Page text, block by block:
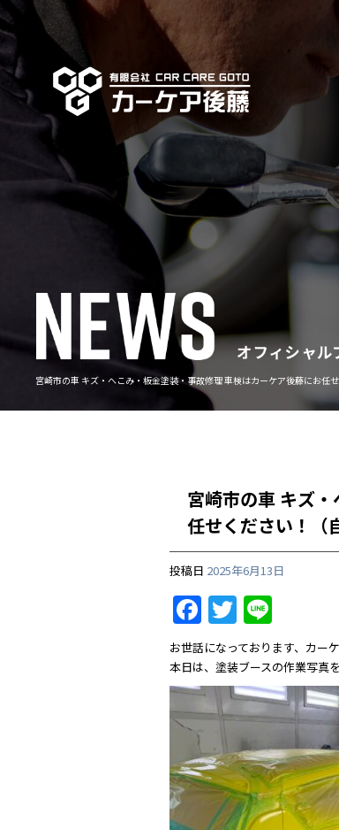
宮崎市の車 キズ・へこみ・板金塗装・事故修理 車検はカーケア後藤にお
宮崎市の車 キズ
任せください！（
投稿日 2025年6月13日
F
a
c
e
b
o
o
k
T
w
itt
er
n
e
お世話になっております、カー
本日は、塗装ブースの作業写真